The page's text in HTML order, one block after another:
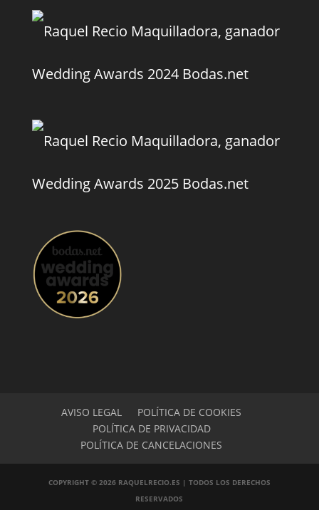
AVISO LEGAL
POLÍTICA DE COOKIES
POLÍTICA DE PRIVACIDAD
POLÍTICA DE CANCELACIONES
COPYRIGHT © 2026 RAQUELRECIO.ES | TODOS LOS DERECHOS
RESERVADOS